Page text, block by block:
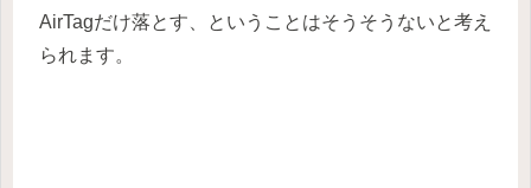
AirTagだけ落とす、ということはそうそうないと考え
られます。